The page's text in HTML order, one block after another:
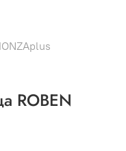
ROBEN